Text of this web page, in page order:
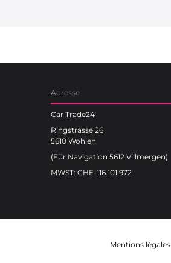
Adresse
Car Trade24
Ringstrasse 26
5610 Wohlen
(Für Navigation 5612 Villmergen)
MWST: CHE-116.101.972
Mentions légales